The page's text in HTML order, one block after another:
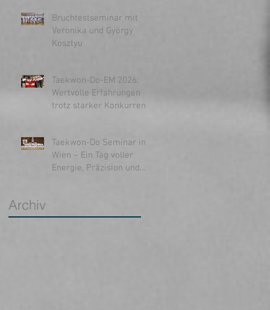
Bruchtestseminar mit
Veronika und György
Kosztyu
Taekwon-Do-EM 2026:
Wertvolle Erfahrungen
trotz starker Konkurrenz
Taekwon-Do Seminar in
Wien – Ein Tag voller
Energie, Präzision und
Archiv